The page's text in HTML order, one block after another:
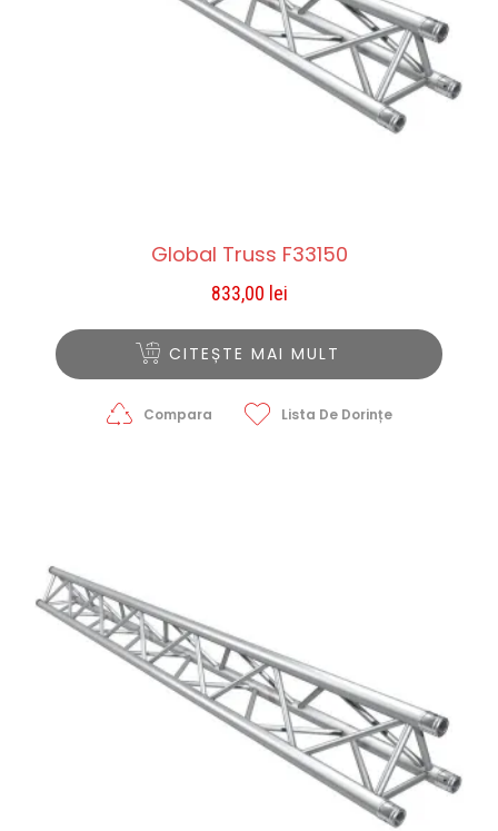
Global Truss F33150
833,00 lei
CITEȘTE MAI MULT
Compara Lista De Dorințe